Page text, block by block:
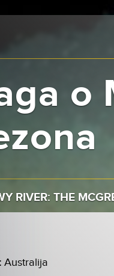
o
RIVER: THE
Australija